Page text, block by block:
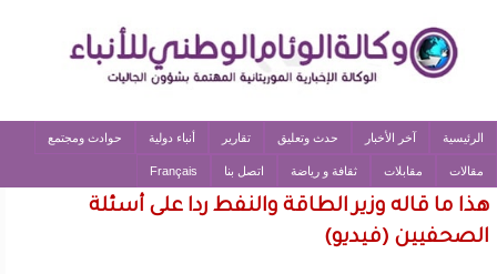
الرئيسية آخر الأخبار حدث وتعليق تقارير أنباء دولية حوادث ومجتمع
مقالات مقابلات ثقافة و رياضة اتصل بنا Français
هذا ما قاله وزير الطاقة والنفط ردا على أسئلة
الصحفيين (فيديو)